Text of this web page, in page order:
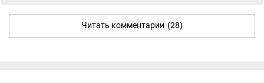
Читать комментарии (28)